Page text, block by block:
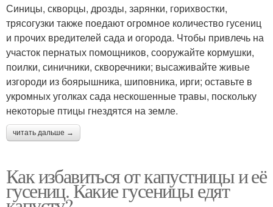
Синицы, скворцы, дрозды, зарянки, горихвостки,
трясогузки также поедают огромное количество гусениц
и прочих вредителей сада и огорода. Чтобы привлечь на
участок пернатых помощников, сооружайте кормушки,
поилки, синичники, скворечники; высаживайте живые
изгороди из боярышника, шиповника, ирги; оставьте в
укромных уголках сада нескошенные травы, поскольку
некоторые птицы гнездятся на земле.
читать дальше →
Как избавиться от капустницы и её
гусениц. Какие гусеницы едят